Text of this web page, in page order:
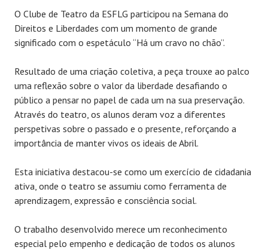
O Clube de Teatro da ESFLG participou na Semana do
Direitos e Liberdades com um momento de grande
significado com o espetáculo “Há um cravo no chão”.
Resultado de uma criação coletiva, a peça trouxe ao palco
uma reflexão sobre o valor da liberdade desafiando o
público a pensar no papel de cada um na sua preservação.
Através do teatro, os alunos deram voz a diferentes
perspetivas sobre o passado e o presente, reforçando a
importância de manter vivos os ideais de Abril.
Esta iniciativa destacou-se como um exercício de cidadania
ativa, onde o teatro se assumiu como ferramenta de
aprendizagem, expressão e consciência social.
O trabalho desenvolvido merece um reconhecimento
especial pelo empenho e dedicação de todos os alunos